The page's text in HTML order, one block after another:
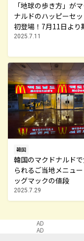
「地球の歩き方」が
ナルドのハッピーセ
初登場！7月11日より
定で販売
2025.7.11
韓国
韓国のマクドナルド
られるご当地メニュ
ッグマックの値段
2025.7.29
AD
AD